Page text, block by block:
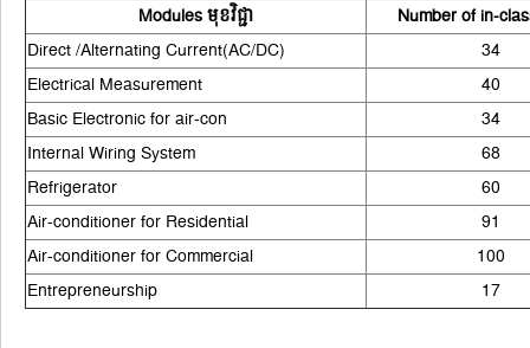
Modules មុខវិជ្ជា
Number of in-
Direct /Alternating Current(AC/DC)
34
Electrical Measurement
40
Basic Electronic for air-con
34
Internal Wiring System
68
Refrigerator
60
Air-conditioner for Residential
91
Air-conditioner for Commercial
100
Entrepreneurship
17